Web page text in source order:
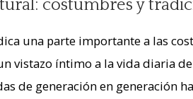
costumbres y
una parte importante a las
vistazo íntimo a la vida diaria
de generación en generación